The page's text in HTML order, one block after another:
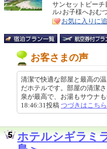
リ
ア
特
徴
サンセットビー
ル♪お子様へおむ
お気に入りに
お客さまの声
清潔で快適な部屋と最高の
だホテルです。部屋の清潔
泉が最高で、お湯もサウナ
18:46:31投稿 つづきはこちら
ホテルシギラミ